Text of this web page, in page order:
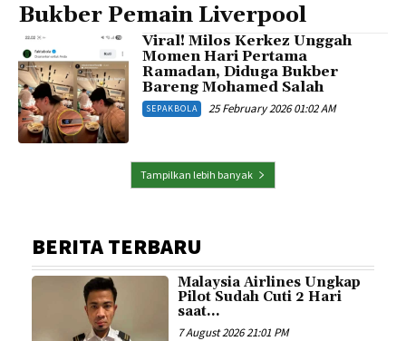
Bukber Pemain Liverpool
Viral! Milos Kerkez Unggah
Momen Hari Pertama
Ramadan, Diduga Bukber
Bareng Mohamed Salah
SEPAKBOLA 25 February 2026 01:02 AM
Tampilkan lebih banyak
BERITA TERBARU
Malaysia Airlines Ungkap
Pilot Sudah Cuti 2 Hari
saat...
7 August 2026 21:01 PM